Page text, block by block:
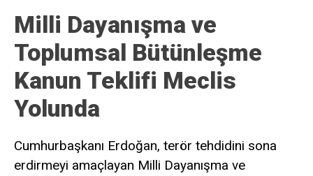
Milli Dayanışma ve
Toplumsal Bütünleşme
Kanun Teklifi Meclis
Yolunda
Cumhurbaşkanı Erdoğan, terör tehdidini sona
erdirmeyi amaçlayan Milli Dayanışma ve